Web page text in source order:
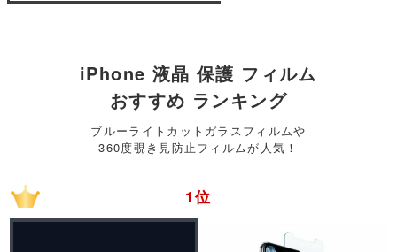
iPhone 液晶 保護 フィルム
おすすめ ランキング
ブルーライトカットガラスフィルムや
360度覗き見防止フィルムが人気！
1位